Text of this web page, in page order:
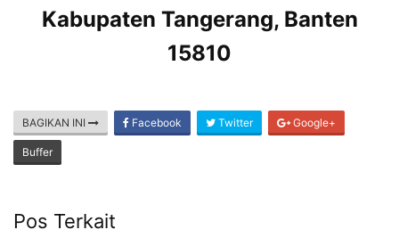
Kabupaten Tangerang, Banten
15810
BAGIKAN INI Facebook Twitter Google+
Buffer
Pos Terkait